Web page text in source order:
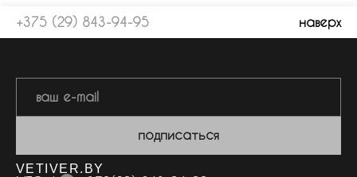
+375 (29) 843-94-95 наверх
подписаться
VETIVER.BY